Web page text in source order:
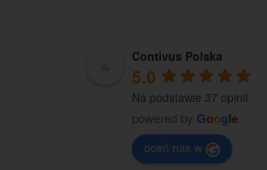
Contivus Polska
5.0
Na podstawie 37 opinii
powered by Google
oceń nas w